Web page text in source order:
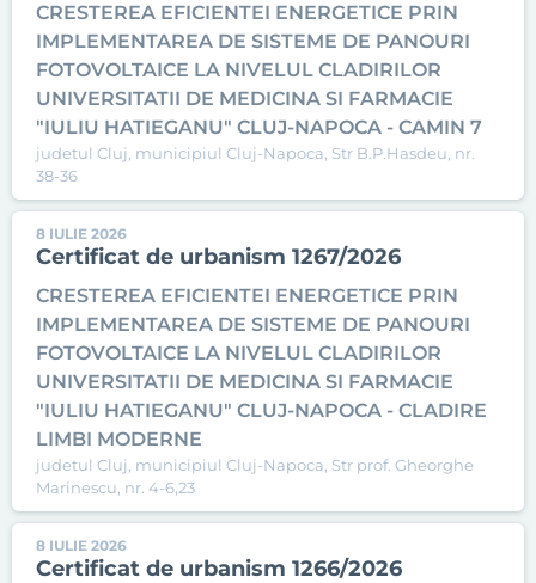
CRESTEREA EFICIENTEI ENERGETICE PRIN
IMPLEMENTAREA DE SISTEME DE PANOURI
FOTOVOLTAICE LA NIVELUL CLADIRILOR
UNIVERSITATII DE MEDICINA SI FARMACIE
"IULIU HATIEGANU" CLUJ-NAPOCA - CAMIN 7
judetul Cluj, municipiul Cluj-Napoca, Str B.P.Hasdeu, nr.
38-36
8 IULIE 2026
Certificat de urbanism 1267/2026
CRESTEREA EFICIENTEI ENERGETICE PRIN
IMPLEMENTAREA DE SISTEME DE PANOURI
FOTOVOLTAICE LA NIVELUL CLADIRILOR
UNIVERSITATII DE MEDICINA SI FARMACIE
"IULIU HATIEGANU" CLUJ-NAPOCA - CLADIRE
LIMBI MODERNE
judetul Cluj, municipiul Cluj-Napoca, Str prof. Gheorghe
Marinescu, nr. 4-6,23
8 IULIE 2026
Certificat de urbanism 1266/2026